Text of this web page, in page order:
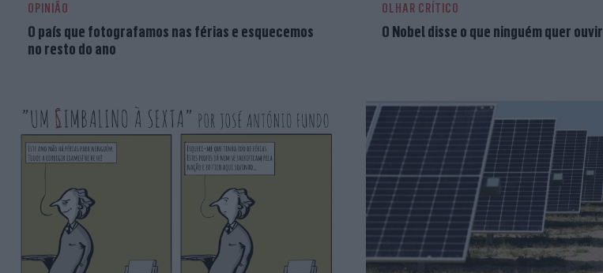
OPINIÃO
O país que fotografamos nas férias e esquecemos
no resto do ano
OLHAR CRÍTICO
O Nobel disse o que ninguém quer ouvir